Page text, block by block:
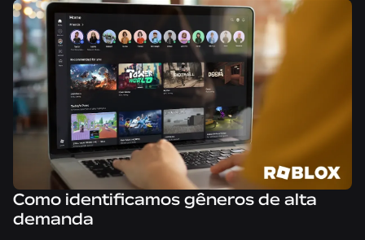
Como identificamos gêneros de alta
demanda